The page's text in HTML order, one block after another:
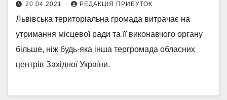
20.04.2021 РЕДАКЦІЯ ПРИБУТОК
Львівська територіальна громада витрачає на
утримання місцевої ради та її виконавчого органу
більше, ніж будь-яка інша тергромада обласних
центрів Західної України.